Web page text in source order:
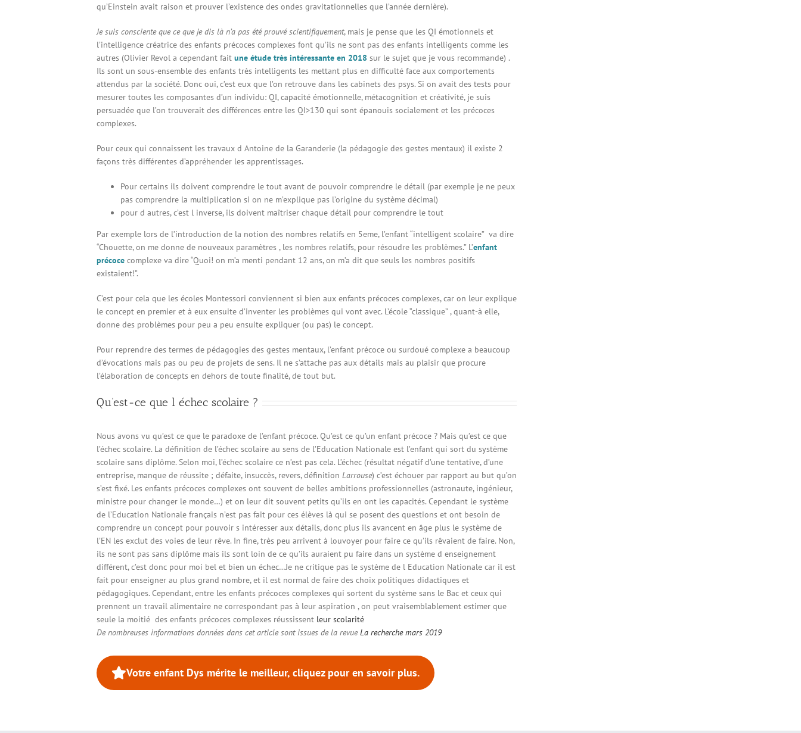
qu’Einstein avait raison et prouver l’existence des ondes gravitationnelles que l’année dernière).
Je suis consciente que ce que je dis là n’a pas été prouvé scientifiquement, mais je pense que les QI émotionnels et
l’intelligence créatrice des enfants précoces complexes font qu’ils ne sont pas des enfants intelligents comme les
autres (Olivier Revol a cependant fait une étude très intéressante en 2018 sur le sujet que je vous recommande) .
Ils sont un sous-ensemble des enfants très intelligents les mettant plus en difficulté face aux comportements
attendus par la société. Donc oui, c’est eux que l’on retrouve dans les cabinets des psys. Si on avait des tests pour
mesurer toutes les composantes d’un individu: QI, capacité émotionnelle, métacognition et créativité, je suis
persuadée que l’on trouverait des différences entre les QI>130 qui sont épanouis socialement et les précoces
complexes.
Pour ceux qui connaissent les travaux d Antoine de la Garanderie (la pédagogie des gestes mentaux) il existe 2
façons très différentes d’appréhender les apprentissages.
Pour certains ils doivent comprendre le tout avant de pouvoir comprendre le détail (par exemple je ne peux
pas comprendre la multiplication si on ne m’explique pas l’origine du système décimal)
pour d autres, c’est l inverse, ils doivent maîtriser chaque détail pour comprendre le tout
Par exemple lors de l’introduction de la notion des nombres relatifs en 5eme, l’enfant “intelligent scolaire” va dire
“Chouette, on me donne de nouveaux paramètres , les nombres relatifs, pour résoudre les problèmes.” L’enfant
précoce complexe va dire “Quoi! on m’a menti pendant 12 ans, on m’a dit que seuls les nombres positifs
existaient!”.
C’est pour cela que les écoles Montessori conviennent si bien aux enfants précoces complexes, car on leur explique
le concept en premier et à eux ensuite d’inventer les problèmes qui vont avec. L’école “classique” , quant-à elle,
donne des problèmes pour peu a peu ensuite expliquer (ou pas) le concept.
Pour reprendre des termes de pédagogies des gestes mentaux, l’enfant précoce ou surdoué complexe a beaucoup
d’évocations mais pas ou peu de projets de sens. Il ne s’attache pas aux détails mais au plaisir que procure
l’élaboration de concepts en dehors de toute finalité, de tout but.
Qu’est-ce que l échec scolaire ?
Nous avons vu qu’est ce que le paradoxe de l’enfant précoce. Qu’est ce qu’un enfant précoce ? Mais qu’est ce que
l’échec scolaire. La définition de l’échec scolaire au sens de l’Education Nationale est l’enfant qui sort du système
scolaire sans diplôme. Selon moi, l’échec scolaire ce n’est pas cela. L’échec (résultat négatif d’une tentative, d’une
entreprise, manque de réussite ; défaite, insuccès, revers, définition Larrouse) c’est échouer par rapport au but qu’on
s’est fixé. Les enfants précoces complexes ont souvent de belles ambitions professionnelles (astronaute, ingénieur,
ministre pour changer le monde…) et on leur dit souvent petits qu’ils en ont les capacités. Cependant le système
de l’Education Nationale français n’est pas fait pour ces élèves là qui se posent des questions et ont besoin de
comprendre un concept pour pouvoir s intéresser aux détails, donc plus ils avancent en âge plus le système de
l’EN les exclut des voies de leur rêve. In fine, très peu arrivent à louvoyer pour faire ce qu’ils rêvaient de faire. Non,
ils ne sont pas sans diplôme mais ils sont loin de ce qu’ils auraient pu faire dans un système d enseignement
différent, c’est donc pour moi bel et bien un échec…Je ne critique pas le système de l Education Nationale car il est
fait pour enseigner au plus grand nombre, et il est normal de faire des choix politiques didactiques et
pédagogiques. Cependant, entre les enfants précoces complexes qui sortent du système sans le Bac et ceux qui
prennent un travail alimentaire ne correspondant pas à leur aspiration , on peut vraisemblablement estimer que
seule la moitié des enfants précoces complexes réussissent leur scolarité
De nombreuses informations données dans cet article sont issues de la revueLa recherche mars 2019
Votre enfant Dys mérite le meilleur, cliquez pour en savoir plus.